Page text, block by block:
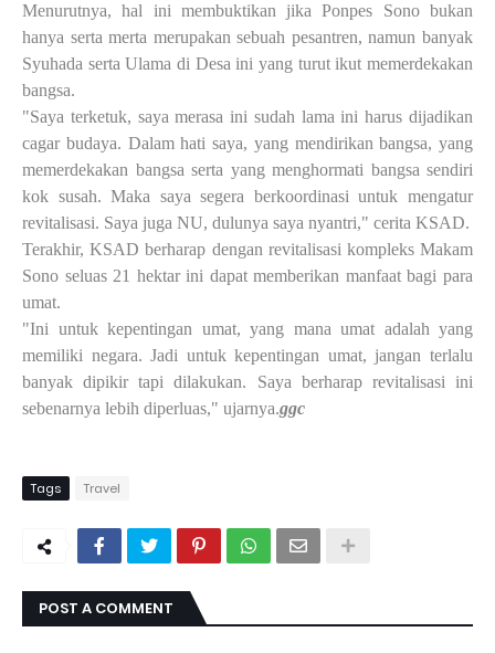
Menurutnya, hal ini membuktikan jika Ponpes Sono bukan
hanya serta merta merupakan sebuah pesantren, namun banyak
Syuhada serta Ulama di Desa ini yang turut ikut memerdekakan
bangsa.
"Saya terketuk, saya merasa ini sudah lama ini harus dijadikan
cagar budaya. Dalam hati saya, yang mendirikan bangsa, yang
memerdekakan bangsa serta yang menghormati bangsa sendiri
kok susah. Maka saya segera berkoordinasi untuk mengatur
revitalisasi. Saya juga NU, dulunya saya nyantri," cerita KSAD.
Terakhir, KSAD berharap dengan revitalisasi kompleks Makam
Sono seluas 21 hektar ini dapat memberikan manfaat bagi para
umat.
"Ini untuk kepentingan umat, yang mana umat adalah yang
memiliki negara. Jadi untuk kepentingan umat, jangan terlalu
banyak dipikir tapi dilakukan. Saya berharap revitalisasi ini
sebenarnya lebih diperluas," ujarnya.ggc
Tags Travel
POST A COMMENT